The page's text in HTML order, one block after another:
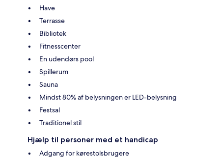
Have
Terrasse
Bibliotek
Fitnesscenter
En udendørs pool
Spillerum
Sauna
Mindst 80% af belysningen er LED-belysning
Festsal
Traditionel stil
Hjælp til personer med et handicap
Adgang for kørestolsbrugere